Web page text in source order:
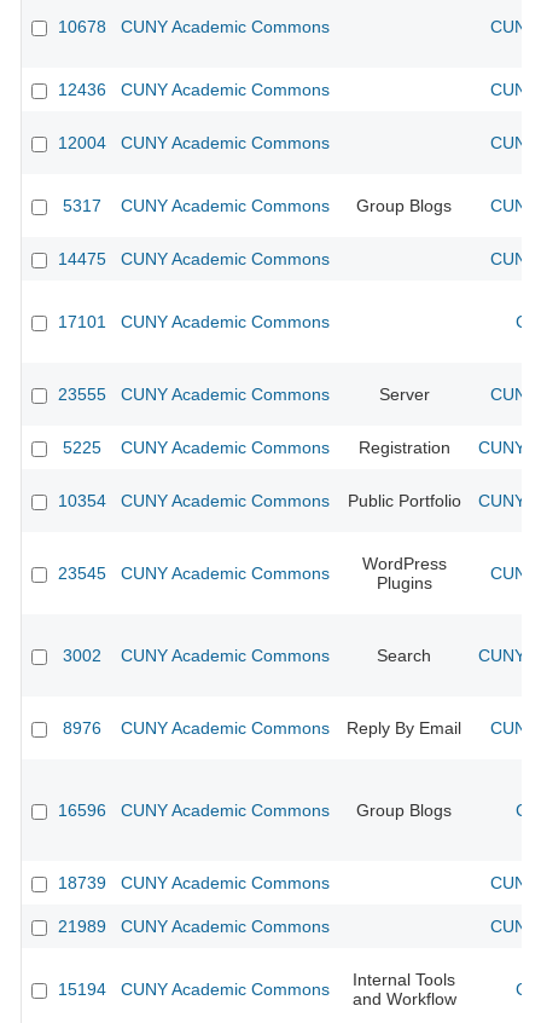
10678 CUNY Academic Commons
12436 CUNY Academic Commons
12004 CUNY Academic Commons
5317 CUNY Academic Commons Group Blogs
14475 CUNY Academic Commons
17101 CUNY Academic Commons
23555 CUNY Academic Commons Server
5225 CUNY Academic Commons Registration CUNY
10354 CUNY Academic Commons Public Portfolio CUNY
23545 CUNY Academic Commons
WordPress
Plugins
3002 CUNY Academic Commons Search CUNY
8976 CUNY Academic Commons Reply By Email
16596 CUNY Academic Commons Group Blogs
18739 CUNY Academic Commons
21989 CUNY Academic Commons
15194 CUNY Academic Commons
Internal Tools
and Workflow